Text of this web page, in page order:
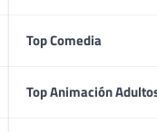
Top Comedia
Top Animación